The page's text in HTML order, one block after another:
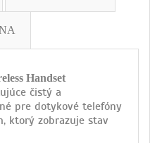
Handset
čistý a
pre dotykové telefóny
ktorý zobrazuje stav